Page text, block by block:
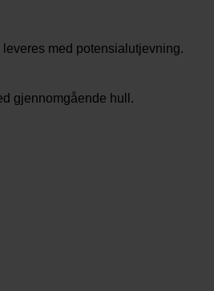
med potensialutjevning.
gjennomgående hull.